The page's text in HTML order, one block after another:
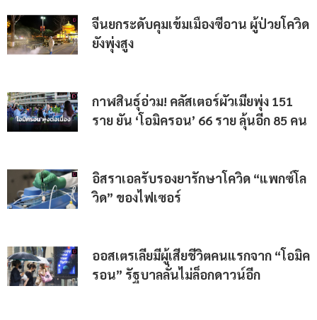
จีนยกระดับคุมเข้มเมืองซีอาน ผู้ป่วยโควิด
ยังพุ่งสูง
กาฬสินธุ์อ่วม! คลัสเตอร์ผัวเมียพุ่ง 151
ราย ยัน ‘โอมิครอน’ 66 ราย ลุ้นอีก 85 คน
อิสราเอลรับรองยารักษาโควิด “แพกซ์โล
วิด” ของไฟเซอร์
ออสเตรเลียมีผู้เสียชีวิตคนแรกจาก “โอมิค
รอน” รัฐบาลลั่นไม่ล็อกดาวน์อีก